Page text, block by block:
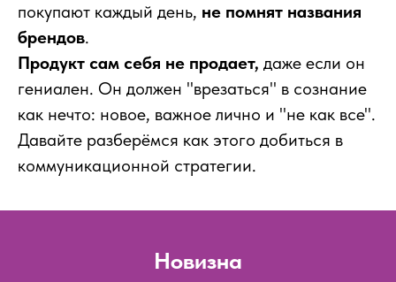
покупают каждый день, не помнят названия
брендов.
Продукт сам себя не продает, даже если он
гениален. Он должен "врезаться" в сознание
как нечто: новое, важное лично и "не как все".
Давайте разберёмся как этого добиться в
коммуникационной стратегии.
Новизна